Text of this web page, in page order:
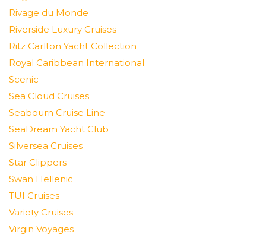
Rivage du Monde
Riverside Luxury Cruises
Ritz Carlton Yacht Collection
Royal Caribbean International
Scenic
Sea Cloud Cruises
Seabourn Cruise Line
SeaDream Yacht Club
Silversea Cruises
Star Clippers
Swan Hellenic
TUI Cruises
Variety Cruises
Virgin Voyages